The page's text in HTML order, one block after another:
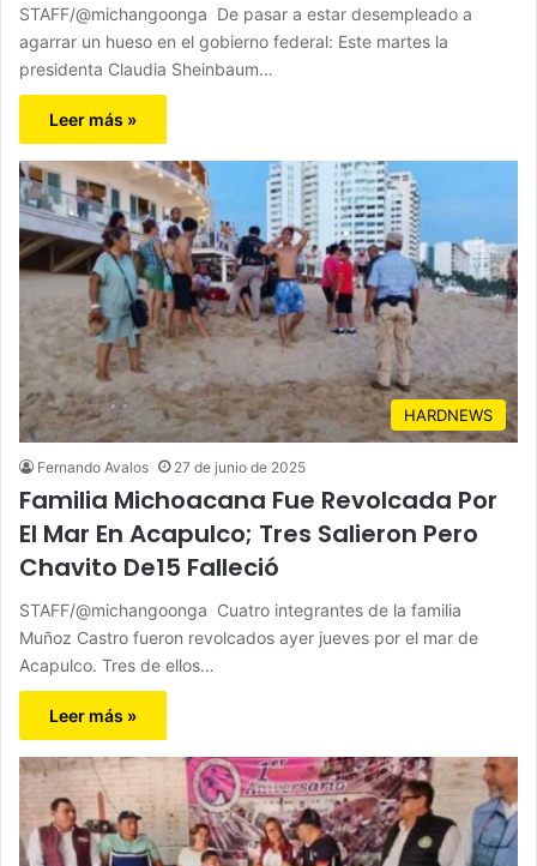
STAFF/@michangoonga De pasar a estar desempleado a
agarrar un hueso en el gobierno federal: Este martes la
presidenta Claudia Sheinbaum…
Leer más »
HARDNEWS
Fernando Avalos 27 de junio de 2025
Familia Michoacana Fue Revolcada Por
El Mar En Acapulco; Tres Salieron Pero
Chavito De15 Falleció
STAFF/@michangoonga Cuatro integrantes de la familia
Muñoz Castro fueron revolcados ayer jueves por el mar de
Acapulco. Tres de ellos…
Leer más »